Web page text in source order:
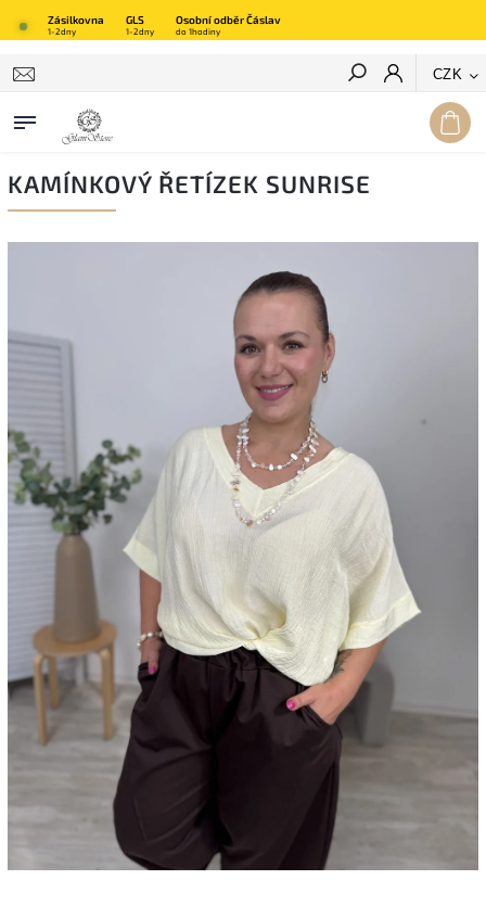
Zásilkovna GLS Osobní odběr Čáslav
1-2dny 1-2dny do 1hodiny
CZK
Hledat
KAMÍNKOVÝ ŘETÍZEK SUNRISE